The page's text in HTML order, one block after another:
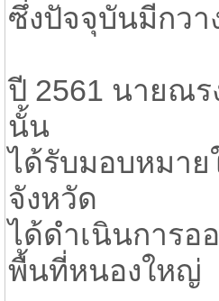
ซึ่งปัจจุบันมีกว
ปี 2561 นายณร
นั้น
ได้รับมอบหมาย
จังหวัด
ได้ดำเนินการอ
พื้นที่หนองใหญ่